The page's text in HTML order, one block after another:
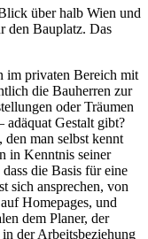
über halb Wien und
den Bauplatz. Das
im privaten Bereich mit
die Bauherren zur
oder Träumen
adäquat Gestalt gibt?
man selbst kennt
in Kenntnis seiner
die Basis für eine
sich ansprechen, von
Homepages, und
dem Planer, der
der Arbeitsbeziehung